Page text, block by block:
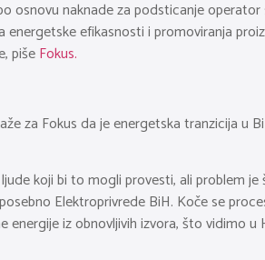
osnovu naknade za podsticanje
energetske efikasnosti i promoviranja
pišeFokus.
za Fokus da je energetska tranzicija
koji bi to mogli provesti, ali problem
Elektroprivrede BiH. Koče se
energije iz obnovljivih izvora, što